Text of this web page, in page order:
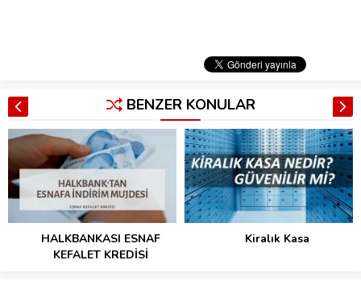
BENZER KONULAR
HALKBANKASI ESNAF
KEFALET KREDİSİ
Kiralık Kasa